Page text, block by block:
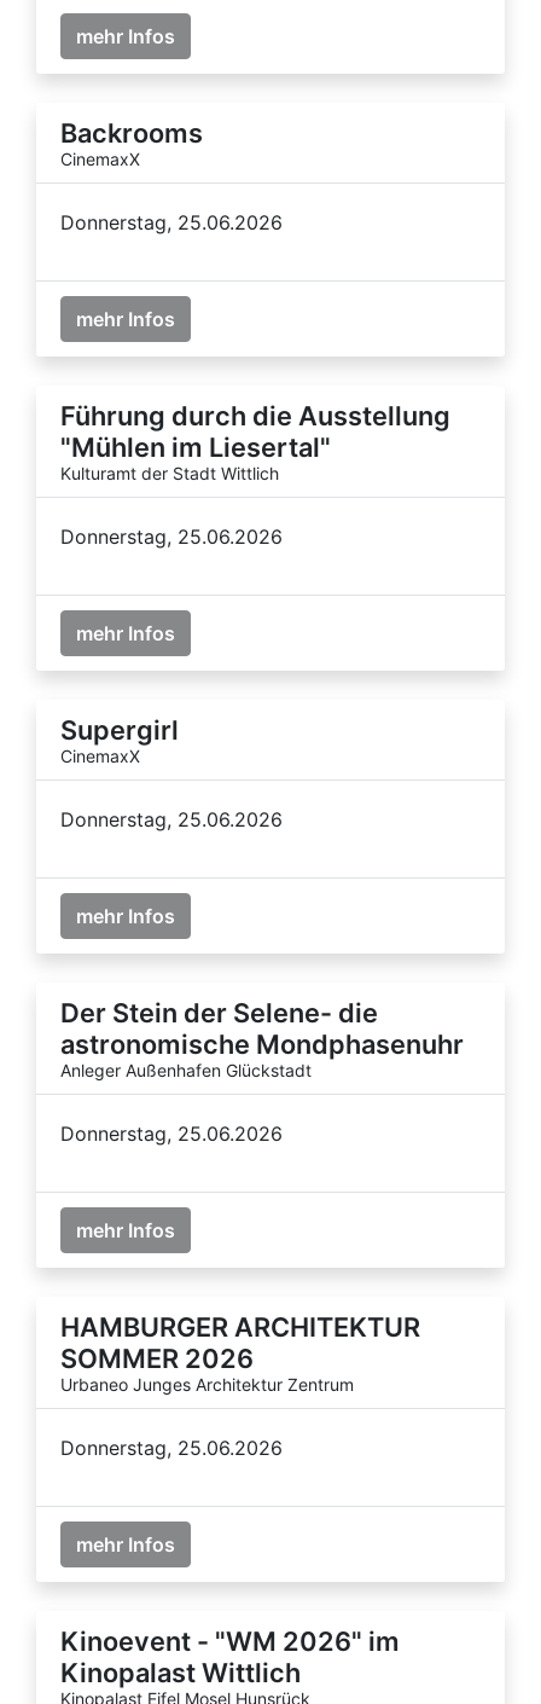
mehr Infos
Backrooms
CinemaxX
Donnerstag, 25.06.2026
mehr Infos
Führung durch die Ausstellung
"Mühlen im Liesertal"
Kulturamt der Stadt Wittlich
Donnerstag, 25.06.2026
mehr Infos
Supergirl
CinemaxX
Donnerstag, 25.06.2026
mehr Infos
Der Stein der Selene- die
astronomische Mondphasenuhr
Anleger Außenhafen Glückstadt
Donnerstag, 25.06.2026
mehr Infos
HAMBURGER ARCHITEKTUR
SOMMER 2026
Urbaneo Junges Architektur Zentrum
Donnerstag, 25.06.2026
mehr Infos
Kinoevent - "WM 2026" im
Kinopalast Wittlich
Kinopalast Eifel Mosel Hunsrück